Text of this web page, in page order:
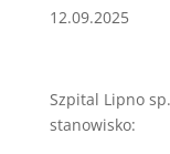
12.09.2025
Szpital Lipno
stanowisko: